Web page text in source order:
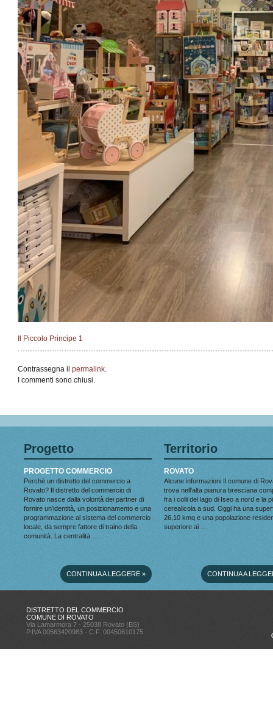
Il Piccolo Principe 1
Contrassegna il permalink.
I commenti sono chiusi.
Progetto
PROGETTO COMMERCIO
Perchè un distretto del commercio a
Rovato? Il distretto del commercio di
Rovato nasce dalla volontà dei partner di
fornire un’identità, un posizionamento e una
programmazione al sistema del commercio
locale, da sempre fattore di traino della
comunità. La centralità …
CONTINUA A LEGGERE »
Territorio
ROVATO
Alcune informazioni Il comune di
trova nell’alta pianura bresciana
fra i colli del lago di Iseo a nord e la
cerealicola a sud. Oggi ha una
26,10 kmq e una popolazione
superiore ai …
CONTINUA A
DISTRETTO DEL COMMERCIO
COMUNE DI ROVATO
Via Lamarmora 7 - 25038 Rovato (BS)
P.IVA 00563420983 - C.F. 00450610175